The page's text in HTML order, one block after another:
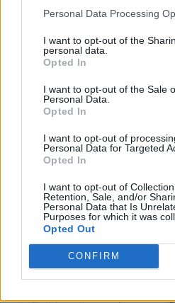
Personal Data Processing
I want to opt-out of the
personal data.
Opted In
I want to opt-out of the Sale
Personal Data.
Opted In
I want to opt-out of
Personal Data for Targeted
Opted In
I want to opt-out of
Retention, Sale, and/or
Personal Data that Is
Purposes for which it was
Opted Out
CONFIRM
A resposta a esta pergunta:
Mais respostas deste
O mesmo que curou
Entrega econômica de
Sigla da assembleia legislativa
Filme sobre paixão por uma
Soro; líquido fluído usado em
Moluscos produtores de pérolas
As folhas da videira